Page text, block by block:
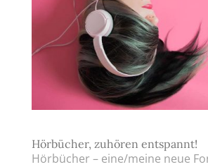
Hörbücher, zuhören entspannt!
Hörbücher – eine/meine neue